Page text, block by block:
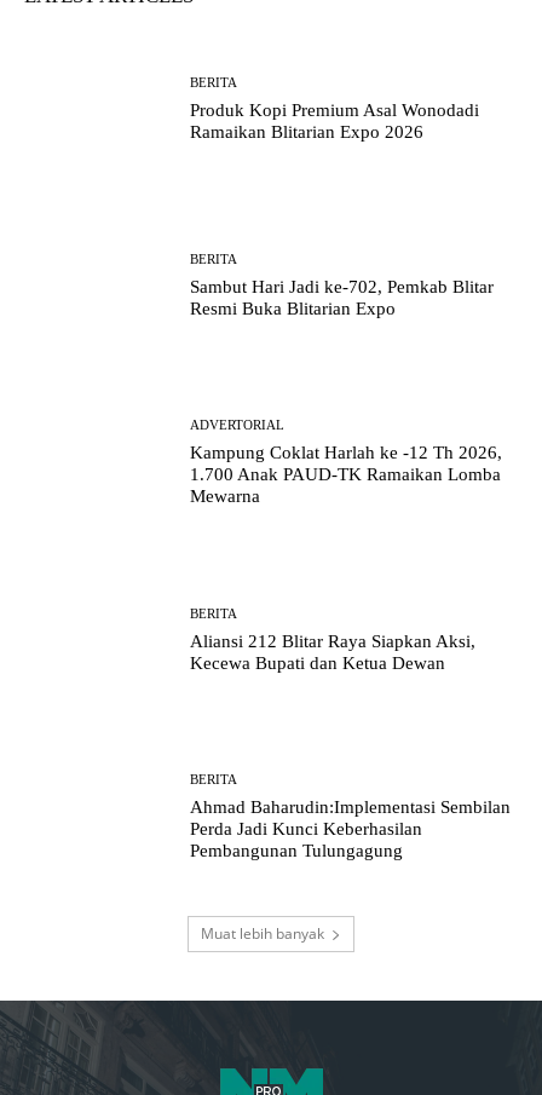
BERITA
Produk Kopi Premium Asal Wonodadi
Ramaikan Blitarian Expo 2026
BERITA
Sambut Hari Jadi ke-702, Pemkab Blitar
Resmi Buka Blitarian Expo
ADVERTORIAL
Kampung Coklat Harlah ke -12 Th 2026,
1.700 Anak PAUD-TK Ramaikan Lomba
Mewarna
BERITA
Aliansi 212 Blitar Raya Siapkan Aksi,
Kecewa Bupati dan Ketua Dewan
BERITA
Ahmad Baharudin:Implementasi Sembilan
Perda Jadi Kunci Keberhasilan
Pembangunan Tulungagung
Muat lebih banyak